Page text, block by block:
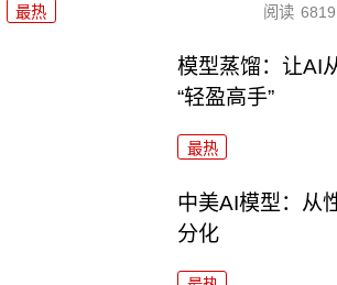
最热 阅读 6819
模型蒸馏：让AI
“轻盈高手”
最热
中美AI模型：从
分化